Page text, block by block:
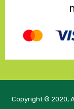
Copyright © 2020,